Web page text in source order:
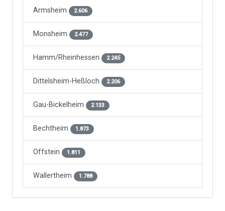
Armsheim 2.606
Monsheim 2.477
Hamm/Rheinhessen 2.245
Dittelsheim-Heßloch 2.206
Gau-Bickelheim 2.133
Bechtheim 1.873
Offstein 1.811
Wallertheim 1.788